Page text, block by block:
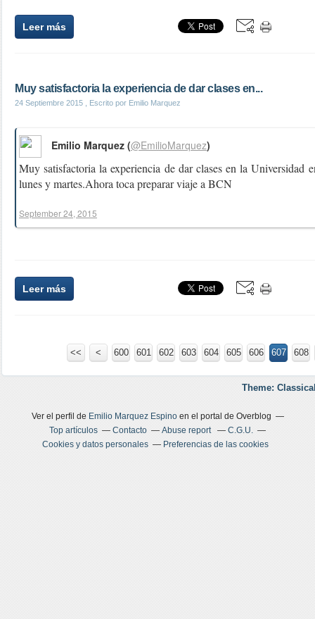
Leer más
Muy satisfactoria la experiencia de dar clases en...
24 Septiembre 2015 , Escrito por Emilio Marquez
Muy satisfactoria la experiencia de dar clases en la Universidad
lunes y martes.Ahora toca preparar viaje a BCN
Emilio Marquez (@EmilioMarquez)
September 24, 2015
Leer más
<< < 600 601 602 603 604 605 606 607 608
Theme:
Ver el perfil de Emilio Marquez Espinoen el portal de Overblog
Top artículos
Contacto Abuse report
C.G.U.
Cookies y datos personales
Preferencias de las cookies